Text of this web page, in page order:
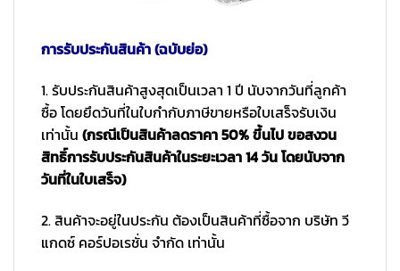
การรับประกันสินค้า (ฉบับย่อ)
1. รับประกันสินค้าสูงสุดเป็นเวลา 1 ปี นับจากวันที่ลูกค้า
ซื้อ โดยยึดวันที่ในใบกำกับภาษีขายหรือใบเสร็จรับเงิน
เท่านั้น (กรณีเป็นสินค้าลดราคา 50% ขึ้นไป ขอสงวน
สิทธิ์การรับประกันสินค้าในระยะเวลา 14 วัน โดยนับจาก
วันที่ในใบเสร็จ)
2. สินค้าจะอยู่ในประกัน ต้องเป็นสินค้าที่ซื้อจาก บริษัท วี
แกดซ์ คอร์ปอเรชั่น จำกัด เท่านั้น